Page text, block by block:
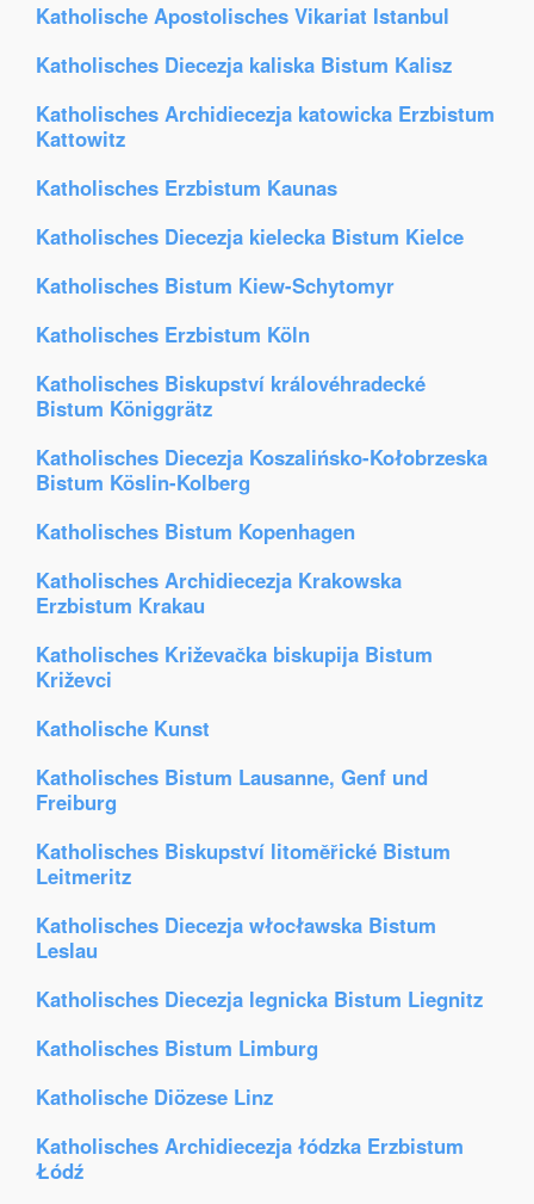
Katholische Apostolisches Vikariat Istanbul
Katholisches Diecezja kaliska Bistum Kalisz
Katholisches Archidiecezja katowicka Erzbistum
Kattowitz
Katholisches Erzbistum Kaunas
Katholisches Diecezja kielecka Bistum Kielce
Katholisches Bistum Kiew-Schytomyr
Katholisches Erzbistum Köln
Katholisches Biskupství královéhradecké
Bistum Königgrätz
Katholisches Diecezja Koszalińsko-Kołobrzeska
Bistum Köslin-Kolberg
Katholisches Bistum Kopenhagen
Katholisches Archidiecezja Krakowska
Erzbistum Krakau
Katholisches Križevačka biskupija Bistum
Križevci
Katholische Kunst
Katholisches Bistum Lausanne, Genf und
Freiburg
Katholisches Biskupství litoměřické Bistum
Leitmeritz
Katholisches Diecezja włocławska Bistum
Leslau
Katholisches Diecezja legnicka Bistum Liegnitz
Katholisches Bistum Limburg
Katholische Diözese Linz
Katholisches Archidiecezja łódzka Erzbistum
Łódź